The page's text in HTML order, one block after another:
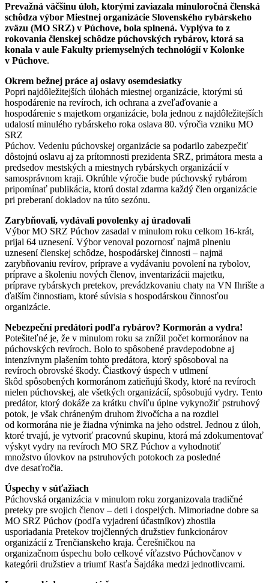
Prevažná väčšinu úloh, ktorými zaviazala minuloročná členská
schôdza výbor Miestnej organizácie Slovenského rybárskeho
zväzu (MO SRZ) v Púchove, bola splnená. Vyplýva to z
rokovania členskej schôdze púchovských rybárov, ktorá sa
konala v aule Fakulty priemyselných technológií v Kolonke
v Púchove.
Okrem bežnej práce aj oslavy osemdesiatky
Popri najdôležitejších úlohách miestnej organizácie, ktorými sú
hospodárenie na revíroch, ich ochrana a zveľaďovanie a
hospodárenie s majetkom organizácie, bola jednou z najdôležitejších
udalostí minulého rybárskeho roka oslava 80. výročia vzniku MO
SRZ
Púchov. Vedeniu púchovskej organizácie sa podarilo zabezpečiť
dôstojnú oslavu aj za prítomnosti prezidenta SRZ, primátora mesta a
predsedov mestských a miestnych rybárskych organizácií v
samosprávnom kraji. Okrúhle výročie bude púchovský rybárom
pripomínať publikácia, ktorú dostal zdarma každý člen organizácie
pri preberaní dokladov na túto sezónu.
Zarybňovali, vydávali povolenky aj úradovali
Výbor MO SRZ Púchov zasadal v minulom roku celkom 16-krát,
prijal 64 uznesení. Výbor venoval pozornosť najmä plneniu
uznesení členskej schôdze, hospodárskej činnosti – najmä
zarybňovaniu revírov, príprave a vydávaniu povolení na rybolov,
príprave a školeniu nových členov, inventarizácii majetku,
príprave rybárskych pretekov, prevádzkovaniu chaty na VN Ihrište a
ďalším činnostiam, ktoré súvisia s hospodárskou činnosťou
organizácie.
Nebezpeční predátori podľa rybárov? Kormorán a vydra!
Potešiteľné je, že v minulom roku sa znížil počet kormoránov na
púchovských revíroch. Bolo to spôsobené pravdepodobne aj
intenzívnym plašením tohto predátora, ktorý spôsoboval na
revíroch obrovské škody. Čiastkový úspech v utlmení
škôd spôsobených kormoránom zatieňujú škody, ktoré na revíroch
nielen púchovskej, ale všetkých organizácií, spôsobujú vydry. Tento
predátor, ktorý dokáže za krátku chvíľu úplne vykynožiť pstruhový
potok, je však chráneným druhom živočícha a na rozdiel
od kormorána nie je žiadna výnimka na jeho odstrel. Jednou z úloh,
ktoré trvajú, je vytvoriť pracovnú skupinu, ktorá má zdokumentovať
výskyt vydry na revíroch MO SRZ Púchov a vyhodnotiť
množstvo úlovkov na pstruhových potokoch za posledné
dve desaťročia.
Úspechy v súťažiach
Púchovská organizácia v minulom roku zorganizovala tradičné
preteky pre svojich členov – deti i dospelých. Mimoriadne dobre sa
MO SRZ Púchov (podľa vyjadrení účastníkov) zhostila
usporiadania Pretekov trojčlenných družstiev funkcionárov
organizácií z Trenčianskeho kraja. Čerešničkou na
organizačnom úspechu bolo celkové víťazstvo Púchovčanov v
kategórii družstiev a triumf Rasťa Šajdáka medzi jednotlivcami.